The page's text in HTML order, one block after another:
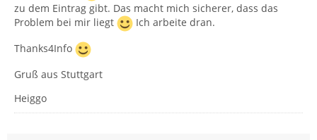
zu dem Eintrag gibt. Das macht mich sicherer, dass das
Problem bei mir liegt
Ich arbeite dran.
Thanks4Info
Gruß aus Stuttgart
Heiggo